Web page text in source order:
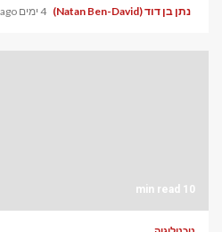
נתן בן דוד (Natan Ben-David) 4 ימים ago
10 min read